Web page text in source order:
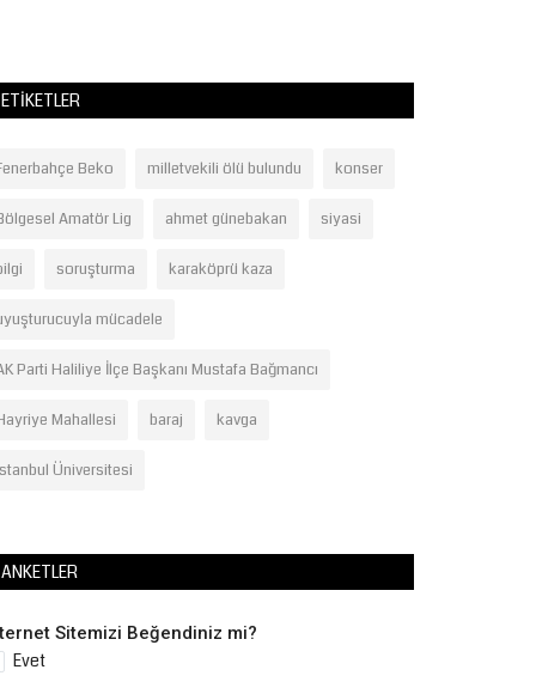
ETIKETLER
Beko milletvekili ölü bulundu konser
Amatör Lig ahmet günebakan siyasi
soruşturma karaköprü kaza
mücadele
Parti Haliliye İlçe Başkanı Mustafa Bağmancı
Mahallesi baraj kavga
Üniversitesi
ANKETLER
Sitemizi Beğendiniz mi?
Evet